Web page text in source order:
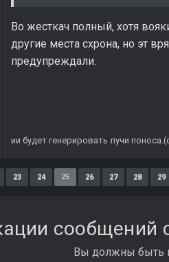
Во жесткач полный, хотя
другие места схрона, но эт
предупреждали.
ии будет генерировать лучи
23 24 25 26 27 28 29
сообщений
Вы должны быть